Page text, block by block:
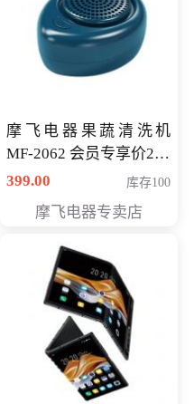
摩飞电器果蔬清洗机
MF-2062 会员专享价268
元
399.00 库存100
摩飞电器专卖店